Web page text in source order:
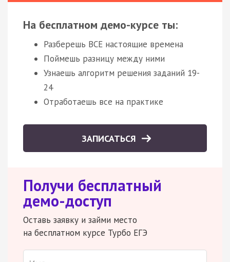
На бесплатном демо-курсе ты:
Разберешь ВСЕ настоящие времена
Поймешь разницу между ними
Узнаешь алгоритм решения заданий 19-
24
Отработаешь все на практике
ЗАПИСАТЬСЯ
Получи бесплатный
демо-доступ
Оставь заявку и займи место
на бесплатном курсе Турбо ЕГЭ